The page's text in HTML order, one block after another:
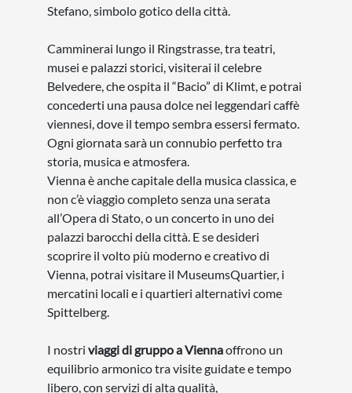
Stefano, simbolo gotico della città.
Camminerai lungo il Ringstrasse, tra teatri,
musei e palazzi storici, visiterai il celebre
Belvedere, che ospita il “Bacio” di Klimt, e potrai
concederti una pausa dolce nei leggendari caffè
viennesi, dove il tempo sembra essersi fermato.
Ogni giornata sarà un connubio perfetto tra
storia, musica e atmosfera.
Vienna è anche capitale della musica classica, e
non c’è viaggio completo senza una serata
all’Opera di Stato, o un concerto in uno dei
palazzi barocchi della città. E se desideri
scoprire il volto più moderno e creativo di
Vienna, potrai visitare il MuseumsQuartier, i
mercatini locali e i quartieri alternativi come
Spittelberg.
I nostri viaggi di gruppo a Viennaoffrono un
equilibrio armonico tra visite guidate e tempo
libero, con servizi di alta qualità,